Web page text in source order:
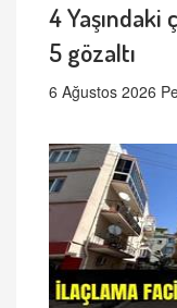
4
5 gözaltı
6 Ağustos 2026